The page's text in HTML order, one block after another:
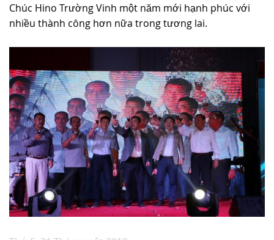
Chúc Hino Trường Vinh một năm mới hạnh phúc với
nhiều thành công hơn nữa trong tương lai.